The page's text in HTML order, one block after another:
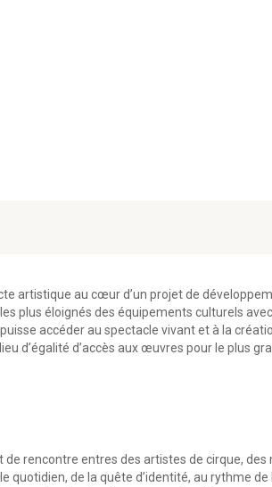
artistique au cœur d’un projet de
plus éloignés des équipements culturels
accéder au spectacle vivant et à la
d’égalité d’accès aux œuvres pour le plus
de rencontre entres des artistes de cirque,
de la quête d’identité, au rythme de